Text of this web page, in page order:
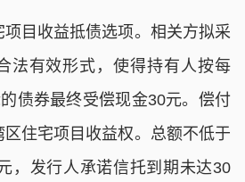
目收益抵债选项。相关方拟采
法有效形式，使得持有人按每
债券最终受偿现金30元。偿付
住宅项目收益权。总额不低于
，发行人承诺信托到期未达30